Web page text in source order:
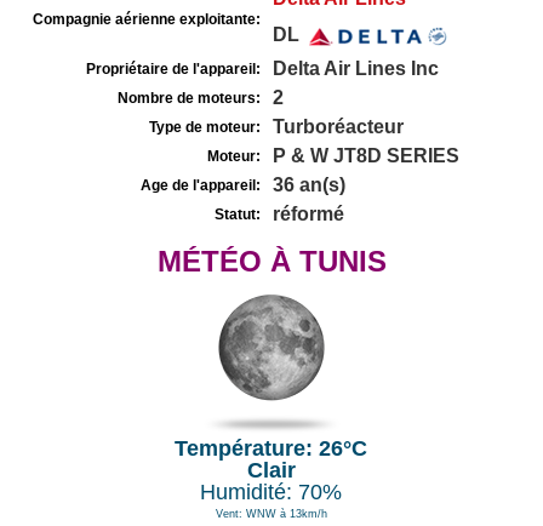
Compagnie aérienne exploitante:
DL
Propriétaire de l'appareil: Delta Air Lines Inc
Nombre de moteurs: 2
Type de moteur: Turboréacteur
Moteur: P & W JT8D SERIES
Age de l'appareil: 36 an(s)
Statut: réformé
MÉTÉO À TUNIS
Température: 26°C
Clair
Humidité: 70%
Vent: WNW à 13km/h